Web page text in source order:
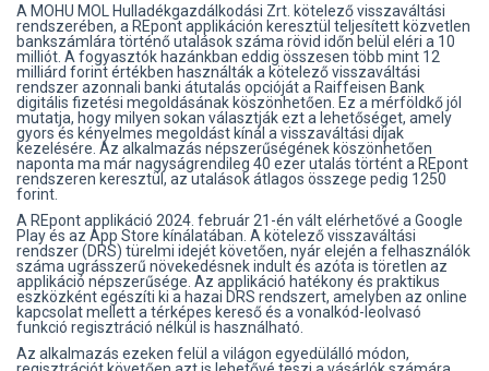
A MOHU MOL Hulladékgazdálkodási Zrt. kötelező visszaváltási
rendszerében, a REpont applikáción keresztül teljesített közvetlen
bankszámlára történő utalások száma rövid időn belül eléri a 10
milliót. A fogyasztók hazánkban eddig összesen több mint 12
milliárd forint értékben használták a kötelező visszaváltási
rendszer azonnali banki átutalás opcióját a Raiffeisen Bank
digitális fizetési megoldásának köszönhetően. Ez a mérföldkő jól
mutatja, hogy milyen sokan választják ezt a lehetőséget, amely
gyors és kényelmes megoldást kínál a visszaváltási díjak
kezelésére. Az alkalmazás népszerűségének köszönhetően
naponta ma már nagyságrendileg 40 ezer utalás történt a REpont
rendszeren keresztül, az utalások átlagos összege pedig 1250
forint.
A REpont applikáció 2024. február 21-én vált elérhetővé a Google
Play és az App Store kínálatában. A kötelező visszaváltási
rendszer (DRS) türelmi idejét követően, nyár elején a felhasználók
száma ugrásszerű növekedésnek indult és azóta is töretlen az
applikáció népszerűsége. Az applikáció hatékony és praktikus
eszközként egészíti ki a hazai DRS rendszert, amelyben az online
kapcsolat mellett a térképes kereső és a vonalkód-leolvasó
funkció regisztráció nélkül is használható.
Az alkalmazás ezeken felül a világon egyedülálló módon,